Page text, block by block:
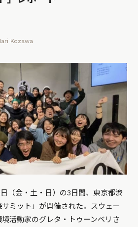
Kozawa
（金・土・日）の3日間、東京都渋
ミット」が開催された。スウェー
活動家のグレタ・トゥーンベリさ